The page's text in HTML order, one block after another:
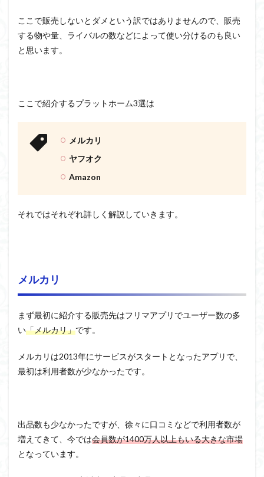
ここで販売しないとダメという訳ではありませんので、販売
する物や量、ライバルの数などによって使い分けるのも良い
と思います。
ここで紹介するプラットホーム3選は
メルカリ
ヤフオク
Amazon
それではそれぞれ詳しく解説していきます。
メルカリ
まず最初に紹介する販売先はフリマアプリでユーザー数の多
い「メルカリ」です。
メルカリは2013年にサービスがスタートとなったアプリで、
最初は利用者数が少なかったです。
出品数も少なかったですが、徐々に口コミなどで利用者数が
増えてきて、今では会員数が1400万人以上もいる大きな市場
となっています。